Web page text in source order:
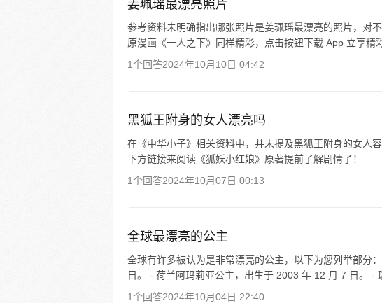
姜珮瑶最漂亮照片
参考资料未明确指出哪张照片是姜珮瑶最漂亮的照片，对
原漫画《一人之下》同样精彩，点击按钮下载 App 立享精
1个回答2024年10月10日 04:42
黑狐王附身的女人漂亮吗
在《中华小子》相关资料中，并未提及黑狐王附身的女人
下方链接来阅读《狐妖小红娘》原著提前了解剧情了！
1个回答2024年10月07日 00:13
全球最漂亮的公主
全球有许多被认为是非常漂亮的公主，以下为您列举部分
日。 - 荷兰阿玛莉亚公主，出生于 2003 年 12 月 7 日。 -
1个回答2024年10月04日 22:40